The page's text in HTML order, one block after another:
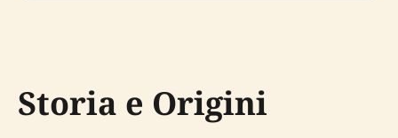
Storia e Origini